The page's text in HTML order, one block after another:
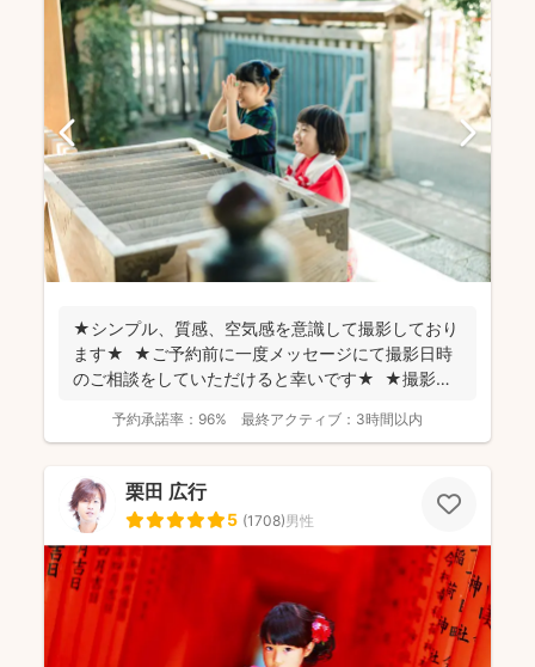
★シンプル、質感、空気感を意識して撮影しており
ます★ ★ご予約前に一度メッセージにて撮影日時
のご相談をしていただけると幸いです★ ★撮影に
予約承諾率： 96% 最終アクティブ： 3時間以内
栗田 広行
5 (1708)男性